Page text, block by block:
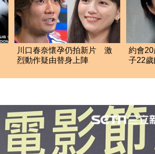
川口春奈懷孕仍拍新片 激
烈動作疑由替身上陣
約會
子22